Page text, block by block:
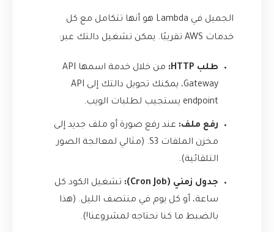
الجميل في Lambda هو أنها تتكامل مع كل
خدمات AWS تقريبًا. يمكن تشغيل دالتك عبر:
طلب HTTP:
من خلال خدمة اسمها API
Gateway، يمكنك تحويل دالتك إلى API
endpoint يستجيب لطلبات الويب.
رفع ملف: عند رفع صورة أو ملف جديد إلى
مخزن الملفات S3. (مثالي لمعالجة الصور
التلقائية).
جدول زمني (Cron Job):
تشغيل الكود كل
ساعة، أو كل يوم في منتصف الليل. (هذا
بالضبط ما كنا نحتاجه لمشروعنا!).